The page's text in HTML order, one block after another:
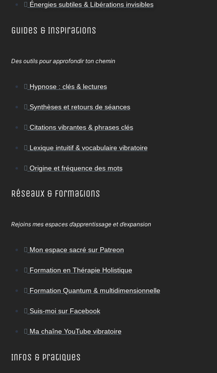
Énergies subtiles & Libérations invisibles
Guides & Inspirations
Des outils pour approfondir ton chemin
Hypnose : clés & lectures
Synthèses et retours de séances
Citations vibrantes & phrases clés
Lexique intuitif & vocabulaire vibratoire
Origine et fréquence des mots
Réseaux & Formations
Rejoins mes espaces d’apprentissage et d’expansion
Mon espace sacré sur Patreon
Formation en Thérapie Holistique
Formation Quantum & multidimensionnelle
Suis-moi sur Facebook
Ma chaîne YouTube vibratoire
Infos & Pratiques